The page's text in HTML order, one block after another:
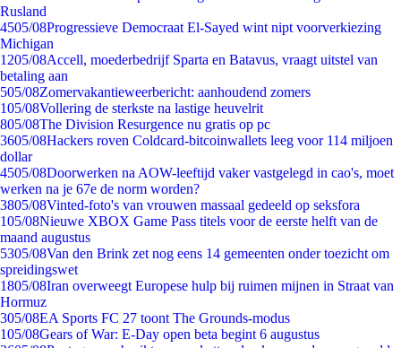
Rusland
4505/08Progressieve Democraat El-Sayed wint nipt voorverkiezing
Michigan
1205/08Accell, moederbedrijf Sparta en Batavus, vraagt uitstel van
betaling aan
505/08Zomervakantieweerbericht: aanhoudend zomers
105/08Vollering de sterkste na lastige heuvelrit
805/08The Division Resurgence nu gratis op pc
3605/08Hackers roven Coldcard-bitcoinwallets leeg voor 114 miljoen
dollar
4505/08Doorwerken na AOW-leeftijd vaker vastgelegd in cao's, moet
werken na je 67e de norm worden?
3805/08Vinted-foto's van vrouwen massaal gedeeld op seksfora
105/08Nieuwe XBOX Game Pass titels voor de eerste helft van de
maand augustus
5305/08Van den Brink zet nog eens 14 gemeenten onder toezicht om
spreidingswet
1805/08Iran overweegt Europese hulp bij ruimen mijnen in Straat van
Hormuz
305/08EA Sports FC 27 toont The Grounds-modus
105/08Gears of War: E-Day open beta begint 6 augustus